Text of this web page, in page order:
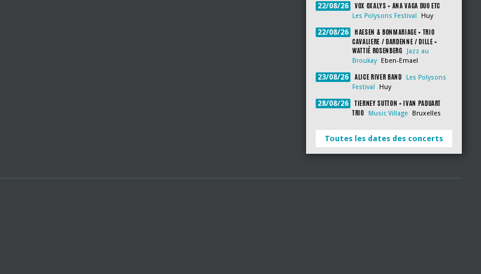
22/08/26 VOX OXALYS + ANA VAGA DUO ETC
Les Polysons Festival Huy
22/08/26
HAESEN & BONMARIAGE + TRIO
CAVALIERE / DARDENNE / DILLE +
WATTIÉ ROSENBERG
Jazz au
Broukay
Eben-Emael
23/08/26 ALICE RIVER BAND
Les Polysons
Festival
Huy
28/08/26
TIERNEY SUTTON + IVAN PADUART
TRIO
Music Village Bruxelles
Toutes les dates des concerts